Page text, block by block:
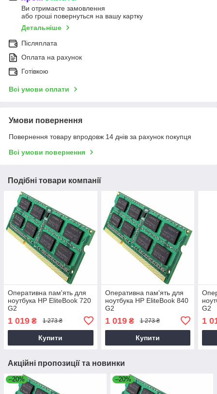
Ви отримаєте замовлення
або гроші повернуться на вашу картку
Детальніше
Післяплата
Оплата на рахунок
Готівкою
Всі умови оплати
Умови повернення
Повернення товару впродовж 14 днів за рахунок покупця
Всі умови повернення
Подібні товари компанії
Оперативна пам'ять для
ноутбука HP EliteBook 720
G2
1 019 ₴ 1 273 ₴
Купити
Оперативна пам'ять для
ноутбука HP EliteBook 840
G2
1 019₴ 1 273 ₴
Купити
G2
1
Акційні пропозиції та новинки
–20% –20%